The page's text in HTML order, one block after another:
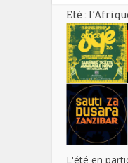
Eté :
L'été en